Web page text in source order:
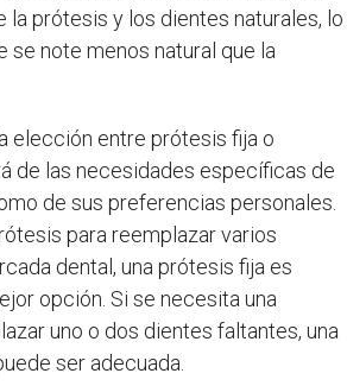
la prótesis y los dientes naturales, lo
se note menos natural que la
elección entre prótesis fija o
de las necesidades específicas de
de sus preferencias personales.
para reemplazar varios
dental, una prótesis fija es
opción. Si se necesita una
uno o dos dientes faltantes, una
ser adecuada.